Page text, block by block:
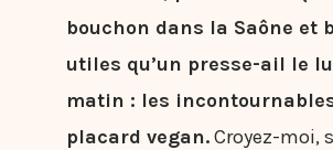
bouchon dans la Saône et
utiles qu’un presse-ail le
matin : les
placard vegan.Croyez-moi,